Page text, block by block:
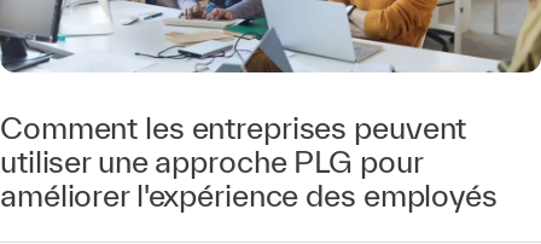
Comment les entreprises peuvent
utiliser une approche PLG pour
améliorer l'expérience des employés